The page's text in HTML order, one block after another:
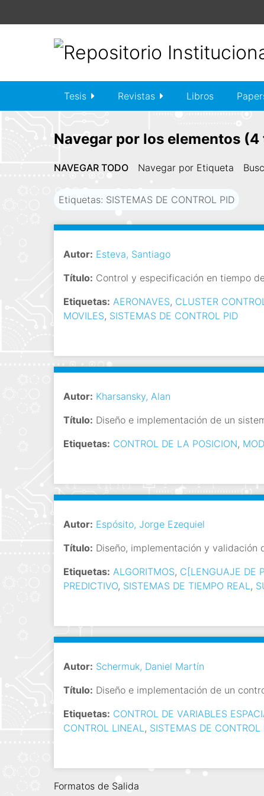
Tesis Revistas Libros
Navegar por los elementos
NAVEGAR TODO Navegar por Etiqueta
Etiquetas: SISTEMAS DE CONTROL PID
Autor: Esteva, Santiago
Título: Control y especificación en tiempo
Etiquetas: AERONAVES, CLUSTER
MOVILES, SISTEMAS DE CONTROL PID
Autor: Kharsansky, Alan
Título: Diseño e implementación de un
Etiquetas: CONTROL DE LA POSICION,
Autor: Espósito, Jorge Ezequiel
Título: Diseño, implementación y
Etiquetas: ALGORITMOS, C[LENGUAJE DE
PREDICTIVO, SISTEMAS DE TIEMPO REAL,
Autor: Schermuk, Daniel Martín
Título: Diseño e implementación de un
Etiquetas: CONTROL DE VARIABLES
CONTROL LINEAL, SISTEMAS DE CONTROL
Formatos de Salida